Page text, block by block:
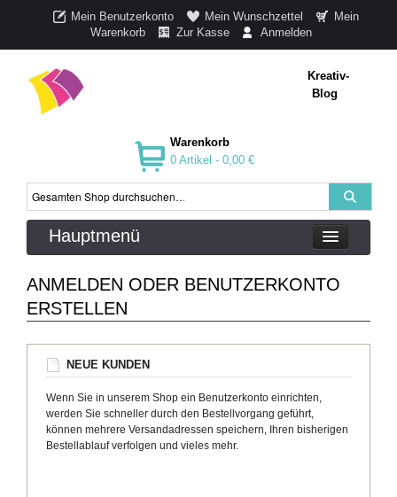
Mein Benutzerkonto Mein Wunschzettel
Mein
Warenkorb
Zur Kasse Anmelden
Kreativ-
Blog
Warenkorb
0 Artikel - 0,00 €
Hauptmenü
ANMELDEN ODER BENUTZERKONTO
ERSTELLEN
NEUE KUNDEN
Wenn Sie in unserem Shop ein Benutzerkonto einrichten,
werden Sie schneller durch den Bestellvorgang geführt,
können mehrere Versandadressen speichern, Ihren bisherigen
Bestellablauf verfolgen und vieles mehr.